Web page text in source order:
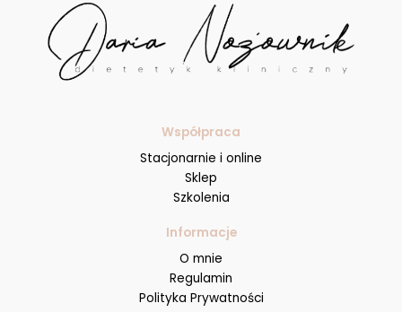
Współpraca
Stacjonarnie i online
Sklep
Szkolenia
Informacje
O mnie
Regulamin
Polityka Prywatności